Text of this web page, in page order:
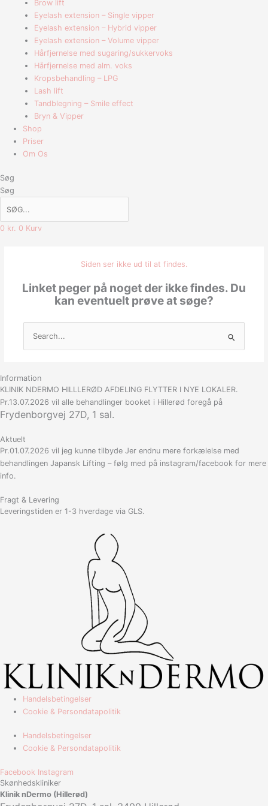
Brow lift
Eyelash extension – Single vipper
Eyelash extension – Hybrid vipper
Eyelash extension – Volume vipper
Hårfjernelse med sugaring/sukkervoks
Hårfjernelse med alm. voks
Kropsbehandling – LPG
Lash lift
Tandblegning – Smile effect
Bryn & Vipper
Shop
Priser
Om Os
Søg
Søg
0 kr. 0 Kurv
Siden ser ikke ud til at findes.
Linket peger på noget der ikke findes. Du
kan eventuelt prøve at søge?
Søg
efter:
Information
KLINIK NDERMO HILLLERØD AFDELING FLYTTER I NYE LOKALER.
Pr.13.07.2026 vil alle behandlinger booket i Hillerød foregå på
Frydenborgvej 27D, 1 sal.
Aktuelt
Pr.01.07.2026 vil jeg kunne tilbyde Jer endnu mere forkælelse med
behandlingen Japansk Lifting – følg med på instagram/facebook for mere
info.
Fragt & Levering
Leveringstiden er 1-3 hverdage via GLS.
Handelsbetingelser
Cookie & Persondatapolitik
Handelsbetingelser
Cookie & Persondatapolitik
Facebook Instagram
Skønhedskliniker
Klinik nDermo (Hillerød)